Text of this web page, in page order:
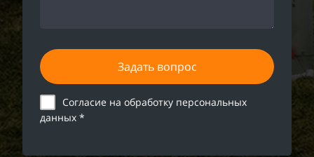
Задать вопрос
Согласие на обработку персональных
данных *